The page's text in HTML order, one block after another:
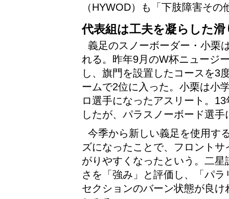
（HYWOD）も「下肢障害そ
代表組は工夫を凝らした
義足のスノーボーダー・小栗
れる。昨年9月のW杯ニュージ
し、旗門を設置したコースを3
ームで2位に入った。小栗は小
ロ選手になったアスリート。
したが、パラスノーボード選
今季から新しい義足を使用す
ズになったことで、フロント
がりやすくなったという。二
さを「強み」と評価し、「パ
セクションのバーン状態が良